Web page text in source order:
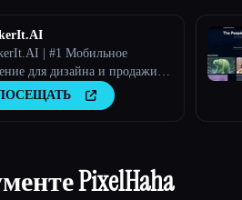
| #1 Мобильное
для дизайна и продажи
на базе искусственного
PixelHaha